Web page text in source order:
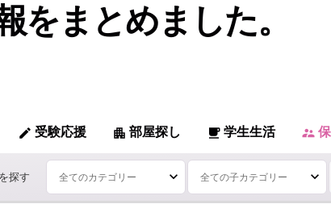
をまとめました。
edit 受験応援 apartment 部屋探し local_cafe 学生生活 supervisor_account
探す